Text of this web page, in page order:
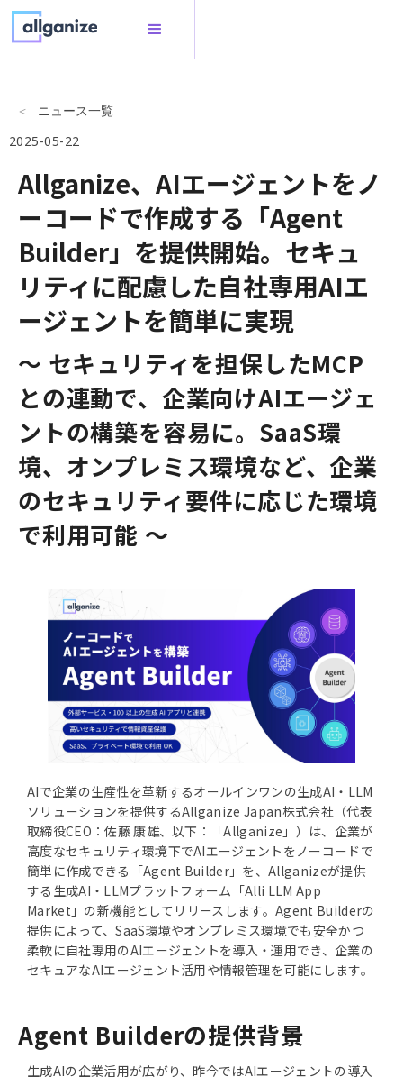
ニュース一覧
2025-05-22
Allganize、AIエージェントをノ
ーコードで作成する「Agent
Builder」を提供開始。セキュ
リティに配慮した自社専用AIエ
ージェントを簡単に実現
〜 セキュリティを担保したMCP
との連動で、企業向けAIエージェ
ントの構築を容易に。SaaS環
境、オンプレミス環境など、企業
のセキュリティ要件に応じた環境
で利用可能 〜
AIで企業の生産性を革新するオールインワンの生成AI・LLM
ソリューションを提供するAllganize Japan株式会社（代表
取締役CEO：佐藤 康雄、以下：「Allganize」）は、企業が
高度なセキュリティ環境下でAIエージェントをノーコードで
簡単に作成できる「Agent Builder」を、Allganizeが提供
する生成AI・LLMプラットフォーム「Alli LLM App
Market」の新機能としてリリースします。Agent Builderの
提供によって、SaaS環境やオンプレミス環境でも安全かつ
柔軟に自社専用のAIエージェントを導入・運用でき、企業の
セキュアなAIエージェント活用や情報管理を可能にします。
Agent Builderの提供背景
生成AIの企業活用が広がり、昨今ではAIエージェントの導入